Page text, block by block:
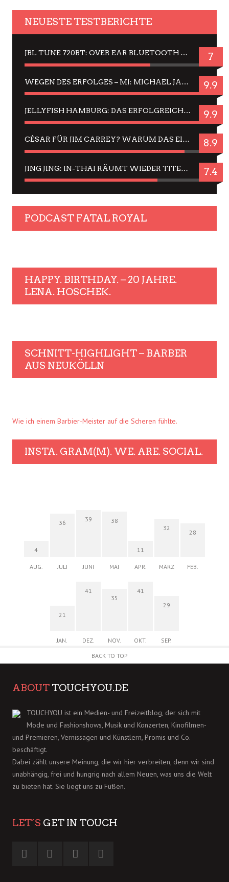
NEUESTE TESTBERICHTE
JBL TUNE 720BT: OVER EAR BLUETOOTH KOPFHÖRER UM DIE 50,-€ IM DAUER-TEST 7
WEGEN DES ERFOLGES – MJ: MICHAEL JACKSON MUSICAL IN EINER MATINEE SEHEN 9.9
JELLYFISH HAMBURG: DAS ERFOLGREICHE SOMMER-MENÜ 2025 IN GEFÜHLEN UND BILDERN 9.9
CÉSAR FÜR JIM CARREY? WARUM DAS EINER DER NERVIGSTEN ACTORS IST UND BLEIBT 8.9
JING JING: IN-THAI RÄUMT WIEDER TITEL AB – EIN ZWEI-STUNDEN-ERLEBNISBERICHT 7.4
PODCAST FATAL ROYAL
HAPPY. BIRTHDAY. – 20 JAHRE.
LENA. HOSCHEK.
SCHNITT-HIGHLIGHT – BARBER
AUS NEUKÖLLN
Wie ich einem Barbier-Meister auf die Scheren fühlte.
INSTA. GRAM(M). WE. ARE. SOCIAL.
4
AUG.
36
JULI
39
JUNI
38
MAI
11
APR.
32
MÄRZ
28
FEB.
21
JAN.
41
DEZ.
35
NOV.
41
OKT.
29
SEP.
BACK TO TOP
ABOUT TOUCHYOU.DE
TOUCHYOU ist ein Medien- und Freizeitblog, der sich mit
Mode und Fashionshows, Musik und Konzerten, Kinofilmen-
und Premieren, Vernissagen und Künstlern, Promis und Co.
beschäftigt.
Dabei zählt unsere Meinung, die wir hier verbreiten, denn wir sind
unabhängig, frei und hungrig nach allem Neuen, was uns die Welt
zu bieten hat. Sie liegt uns zu Füßen.
LET´S GET IN TOUCH